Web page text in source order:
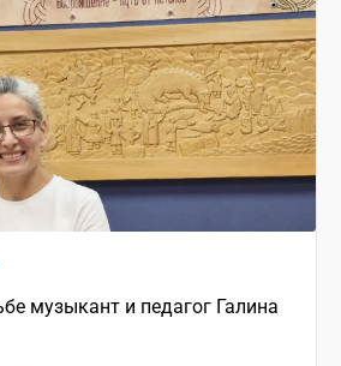
музыкант и педагог Галина